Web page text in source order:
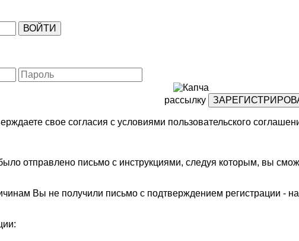
рассылку
свое согласия с условиями пользовательского
отправлено письмо с инструкциями, следуя которым, вы
Вы не получили письмо с подтверждением регистрации -